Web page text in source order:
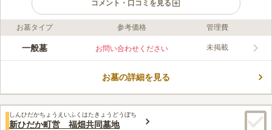
コメント・口コミを見る
ライフドット編集部のコメント
近隣にある「三石橋本牧場」をはじめとして、新ひだか町内には
心して利用できます。 近くの「本桐保育所」からは、子ども達
です。
口コミ評価
この霊園はまだ誰からも評価されていません。
お墓タイプ 参考価格 管理費
一般墓 お問い合わせください 未掲載
お墓の詳細を見る
しんひだかちょうえいふくはたきょうどうぼち
新ひだか町営 福畑共同墓地